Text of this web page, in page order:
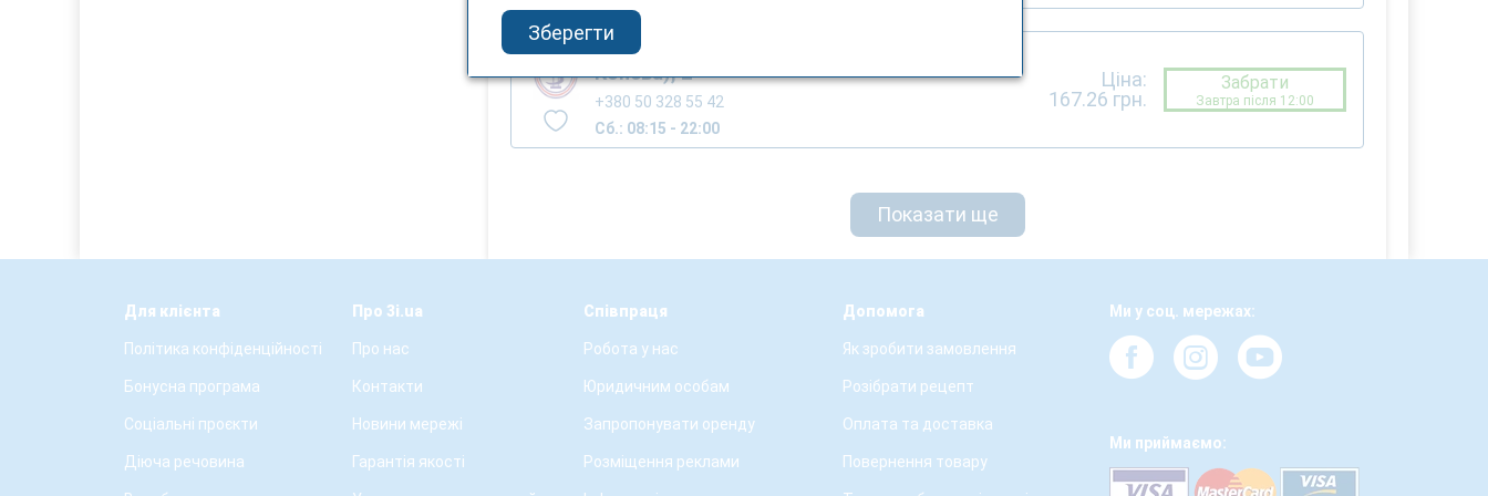
м.Тернопіль, вул. Вербицького М. (вул.
Конєва), 2
+380 50 328 55 42
Сб.: 08:15 - 22:00
Ціна:
167.26 грн.
Забрати
Завтра після 12:00
Показати ще
Для клієнта
Політика конфіденційності
Бонусна програма
Соціальні проєкти
Діюча речовина
Про 3i.ua
Про нас
Контакти
Новини мережі
Гарантія якості
Співпраця
Робота у нас
Юридичним особам
Запропонувати оренду
Розміщення реклами
Допомога
Як зробити замовлення
Розібрати рецепт
Оплата та доставка
Повернення товару
Ми у соц. мережах:
Ми приймаємо:
Зберегти